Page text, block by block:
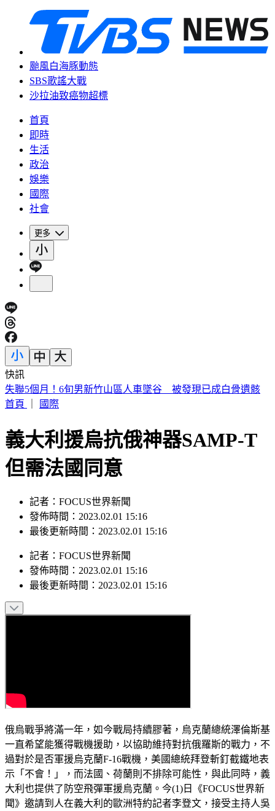
颱風白海豚動態
SBS歌謠大戰
沙拉油致癌物超標
首頁
即時
生活
政治
娛樂
國際
社會
更多
快訊
熊本一日兩震 上午規模5.1、下午同地區再晃規模4地震
首頁
國際
義大利援烏抗俄神器SAMP-T
但需法國同意
記者：FOCUS世界新聞
發佈時間：2023.02.01 15:16
最後更新時間：2023.02.01 15:16
記者 ： FOCUS世界新聞
發佈時間： 2023.02.01 15:16
最後更新時間： 2023.02.01 15:16
俄烏戰爭將滿一年，如今戰局持續膠著，烏克蘭總統澤倫斯基
一直希望能獲得戰機援助，以協助維持對抗俄羅斯的戰力，不
過對於是否軍援烏克蘭F-16戰機，美國總統拜登斬釘截鐵地表
示「不會！」，而法國、荷蘭則不排除可能性，與此同時，義
大利也提供了防空飛彈軍援烏克蘭。今(1)日《FOCUS世界新
聞》邀請到人在義大利的歐洲特約記者李登文，接受主持人吳